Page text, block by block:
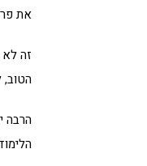
את
זה
הטוב,
הרבה